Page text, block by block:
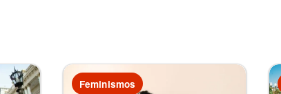
Feminismos